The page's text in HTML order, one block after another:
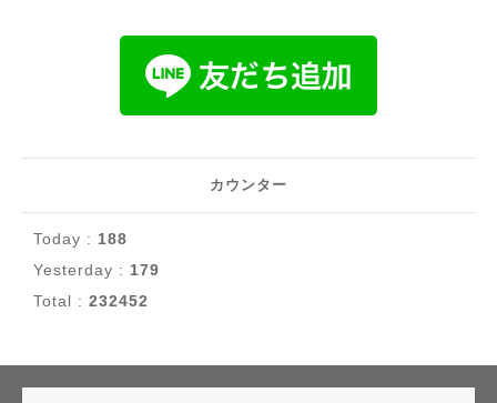
カウンター
Today : 188
Yesterday : 179
Total : 232452